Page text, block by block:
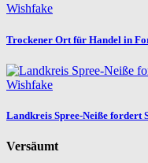
Wishfake
Trockener Ort für Handel in
Wishfake
Landkreis Spree-Neiße fordert
Versäumt